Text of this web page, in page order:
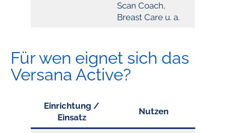
Scan Coach,
Breast Care u. a.
Für wen eignet sich das
Versana Active?
Einrichtung /
Einsatz
Nutzen